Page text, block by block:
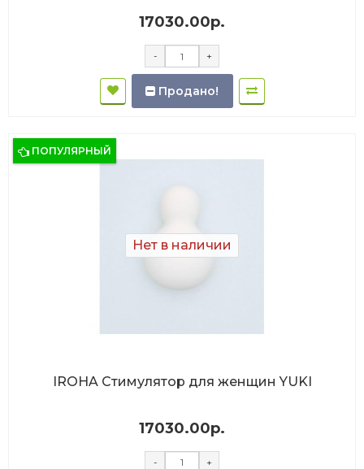
17030.00р.
- +
Продано!
ПОПУЛЯРНЫЙ
Нет в наличии
IROHA Стимулятор для женщин YUKI
17030.00р.
- +